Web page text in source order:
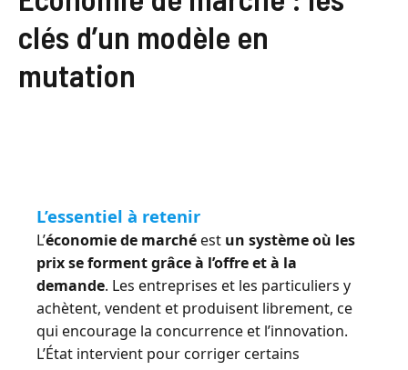
clés d’un modèle en
mutation
L’essentiel à retenir
L’économie de marchéest un système où les
prix se forment grâce à l’offre et à la
demande. Les entreprises et les particuliers y
achètent, vendent et produisent librement, ce
qui encourage la concurrence et l’innovation.
L’État intervient pour corriger certains